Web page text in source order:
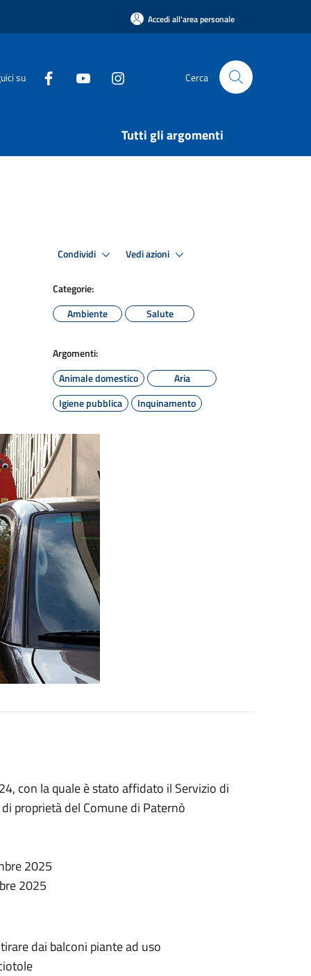
Accedi all'area personale
su Cerca
Tutti gli argomenti
Condividi Vedi azioni
Categorie:
Ambiente
Salute
Argomenti:
Animale domestico
Aria
Igiene pubblica
Inquinamento
con la quale è stato affidato il Servizio di
proprietà del Comune di Paternò
2025
2025
dai balconi piante ad uso